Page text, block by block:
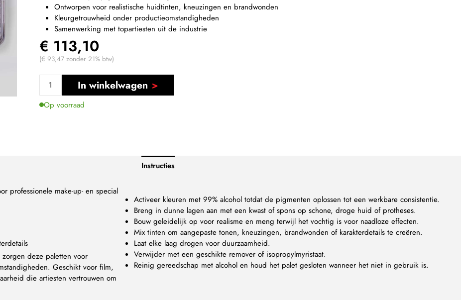
Ontworpen voor realistische huidtinten, kneuzingen en brandwonden
Kleurgetrouwheid onder productieomstandigheden
Samenwerking met topartiesten uit de industrie
€ 113,10
(€ 93,47 zonder 21% btw)
In winkelwagen
Op voorraad
Instructies
professionele make-up- en special
deze paletten voor
Geschikt voor film,
die artiesten vertrouwen om
Activeer kleuren met 99% alcohol totdat de pigmenten oplossen tot een werkbare consistentie.
Breng in dunne lagen aan met een kwast of spons op schone, droge huid of protheses.
Bouw geleidelijk op voor realisme en meng terwijl het vochtig is voor naadloze effecten.
Mix tinten om aangepaste tonen, kneuzingen, brandwonden of karakterdetails te creëren.
Laat elke laag drogen voor duurzaamheid.
Verwijder met een geschikte remover of isopropylmyristaat.
Reinig gereedschap met alcohol en houd het palet gesloten wanneer het niet in gebruik is.